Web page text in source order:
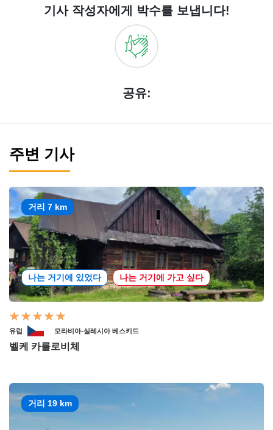
기사 작성자에게 박수를 보냅니다!
공유:
주변 기사
거리 7 km
나는 거기에 있었다 나는 거기에 가고 싶다
유럽 모라비아-실레시아 베스키드
벨케 카를로비체
거리 19 km